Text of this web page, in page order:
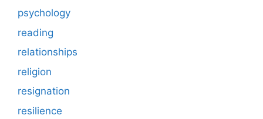
psychology
reading
relationships
religion
resignation
resilience